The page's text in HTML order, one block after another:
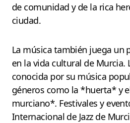
de comunidad y de la rica
ciudad.
La música también juega un
en la vida cultural de Murcia.
conocida por su música
géneros como la *huerta* y
murciano*. Festivales y
Internacional de Jazz de